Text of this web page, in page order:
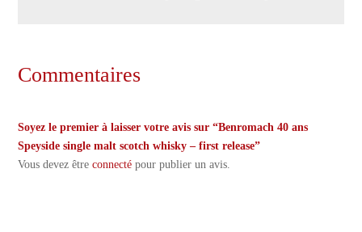
Commentaires
Soyez le premier à laisser votre avis sur “Benromach 40 ans
Speyside single malt scotch whisky – first release”
Vous devez êtreconnecté pour publier un avis.